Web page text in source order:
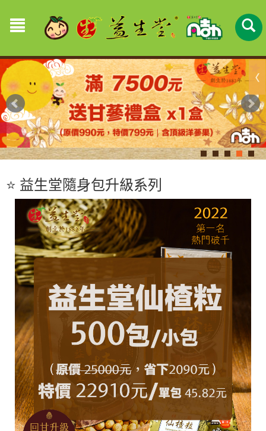
⭐️ 益生堂隨身包升級系列